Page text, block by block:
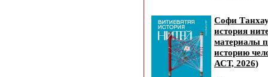
Софи
история
материалы
историю
АСТ, 2026)